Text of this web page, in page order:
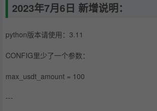
2023年7月6日 新增说明：
python版本请使用：3.11
CONFIG里少了一个参数：
max_usdt_amount = 100
---